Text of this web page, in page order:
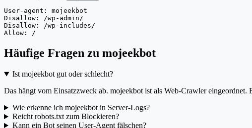
User-agent: mojeekbot
Disallow: /wp-admin/
Disallow: /wp-includes/
Allow: /
Häufige Fragen zu mojeekbot
Ist mojeekbot gut oder schlecht?
Das hängt vom Einsatzzweck ab. mojeekbot ist als Web-Crawler
Wie erkenne ich mojeekbot in Server-Logs?
Reicht robots.txt zum Blockieren?
Kann ein Bot seinen User-Agent fälschen?